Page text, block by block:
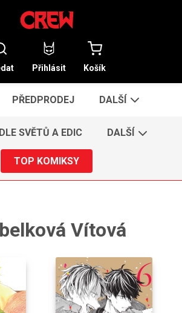
Přihlásit Košík
PŘEDPRODEJ DALŠÍ
DLE SVĚTŮ A EDIC DALŠÍ
TOP KOMIKSY
Vítová